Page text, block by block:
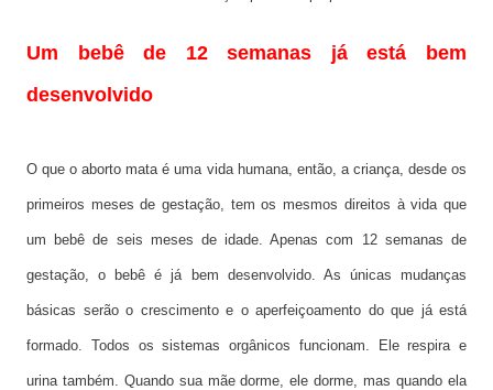
Um bebê de 12 semanas já está bem
desenvolvido
O que o aborto mata é uma vida humana, então, a criança, desde os
primeiros meses de gestação, tem os mesmos direitos à vida que
um bebê de seis meses de idade. Apenas com 12 semanas de
gestação, o bebê é já bem desenvolvido. As únicas mudanças
básicas serão o crescimento e o aperfeiçoamento do que já está
formado. Todos os sistemas orgânicos funcionam. Ele respira e
urina também. Quando sua mãe dorme, ele dorme, mas quando ela